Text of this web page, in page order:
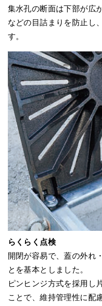
集水孔の断面は下部が広
などの目詰まりを防止し
す。
らくらく点検
開閉が容易で、蓋の外れ
とを基本としました。
ピンヒンジ方式を採用し
ことで、維持管理性に配